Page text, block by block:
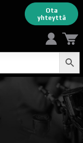
Ota
yhteyttä